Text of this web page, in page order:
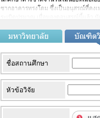
ซากอาคารทรงโดม ซึ่งเป็นอนุสรณ์ที่คง
ระเบิดปรมาณู เมื่อมองดูอนุสรณ์นี้แล้ว
มะ(Miyajima)ที่อาคิ(Aki)อันโด่งดัง ซึ่
กับวัฒนธรรมที่ชาวญี่ปุ่นสร้างขึ้นได้เช่นนี้
ชื่อสถานศึกษา
หัวข้อวิจัย